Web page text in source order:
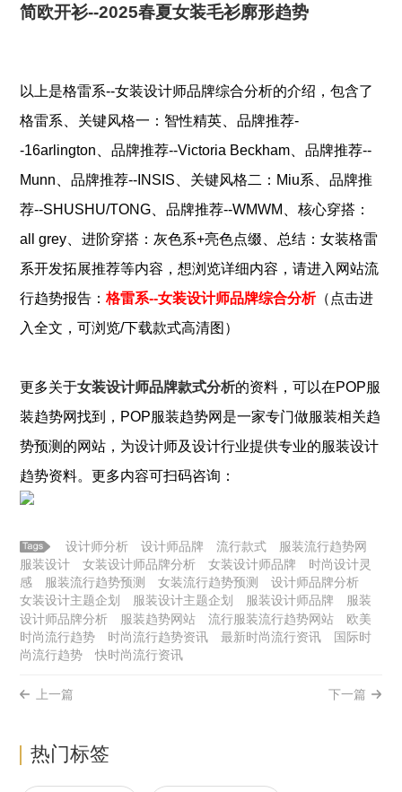
简欧开衫--2025春夏女装毛衫廓形趋势
以上是格雷系--女装设计师品牌综合分析的介绍，包含了
格雷系、 关键风格一：智性精英、品牌推荐-
-16arlington、品牌推荐--Victoria Beckham、品牌推荐--
Munn、品牌推荐--INSIS、 关键风格二：Miu系、品牌推
荐--SHUSHU/TONG、品牌推荐--WMWM 、核心穿搭：
all grey、进阶穿搭：灰色系+亮色点缀、总结：女装格雷
系开发拓展推荐等内容，想浏览详细内容，请进入网站流
行趋势报告：格雷系--女装设计师品牌综合分析（点击进
入全文，可浏览/下载款式高清图）
更多关于女装设计师品牌款式分析的资料，可以在POP服
装趋势网找到，POP服装趋势网是一家专门做服装相关趋
势预测的网站，为设计师及设计行业提供专业的服装设计
趋势资料。更多内容可扫码咨询：
设计师分析 设计师品牌 流行款式
服装流行趋势网
服装设计
女装设计师品牌分析 女装设计师品牌
时尚设计灵
感
服装流行趋势预测 女装流行趋势预测
设计师品牌分析
女装设计主题企划
服装设计主题企划 服装设计师品牌
服装
设计师品牌分析
服装趋势网站 流行服装流行趋势网站
欧美
时尚流行趋势
时尚流行趋势资讯 最新时尚流行资讯
国际时
尚流行趋势
快时尚流行资讯
上一篇 下一篇
热门标签